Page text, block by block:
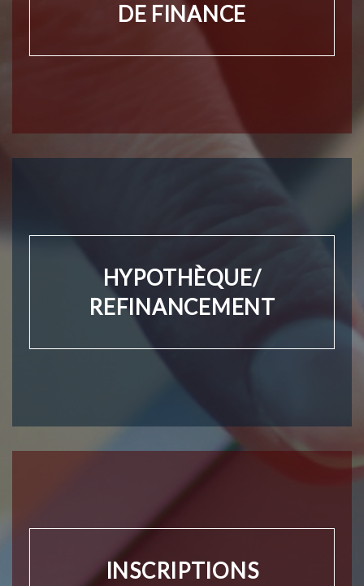
DE FINANCE
HYPOTHÈQUE/
REFINANCEMENT
INSCRIPTIONS